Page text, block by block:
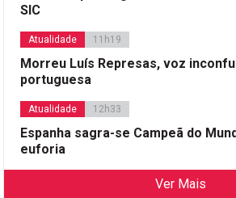
SIC
Atualidade 11h19
Morreu Luís Represas, voz
portuguesa
Atualidade 12h33
Espanha sagra-se Campeã do
euforia
Ver Mais